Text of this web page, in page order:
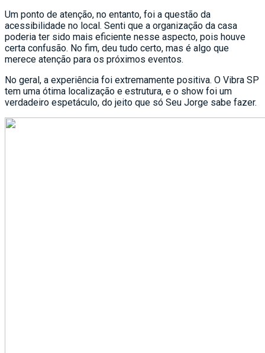
Um ponto de atenção, no entanto, foi a questão da
acessibilidade no local. Senti que a organização da casa
poderia ter sido mais eficiente nesse aspecto, pois houve
certa confusão. No fim, deu tudo certo, mas é algo que
merece atenção para os próximos eventos.
No geral, a experiência foi extremamente positiva. O Vibra SP
tem uma ótima localização e estrutura, e o show foi um
verdadeiro espetáculo, do jeito que só Seu Jorge sabe fazer.